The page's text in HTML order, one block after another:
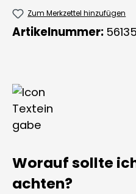
Zum Merkzettel hinzufügen
Artikelnummer: 56135
Worauf sollte
achten?